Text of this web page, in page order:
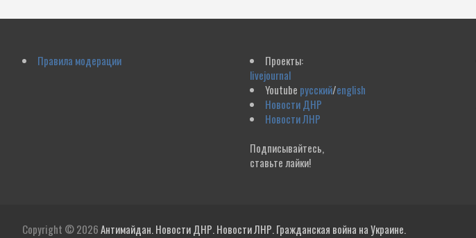
Правила модерации
Проекты:
livejournal
Youtube русский/english
Новости ДНР
Новости ЛНР
Подписывайтесь,
ставьте лайки!
Copyright © 2026Антимайдан. Новости ДНР. Новости ЛНР. Гражданская война на Украине.